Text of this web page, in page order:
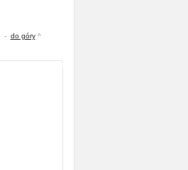
- do góry^